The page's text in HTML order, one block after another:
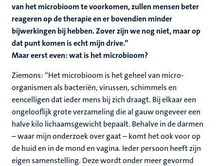
van het microbioom te voorkomen, zullen mensen beter
reageren op de therapie en er bovendien minder
bijwerkingen bij hebben. Zover zijn we nog niet, maar op
dat punt komen is echt mijn drive.”
Maar eerst even: wat is het microbioom?
Ziemons: “Het microbioom is het geheel van micro-
organismen als bacteriën, virussen, schimmels en
eencelligen dat ieder mens bij zich draagt. Bij elkaar een
ongelooflijk grote verzameling die al gauw ongeveer een
halve kilo lichaamsgewicht bepaalt. Behalve in de darmen
– waar mijn onderzoek over gaat – komt het ook voor op
de huid en in de mond en vagina. Ieder persoon heeft zijn
eigen samenstelling. Deze wordt onder meer gevormd